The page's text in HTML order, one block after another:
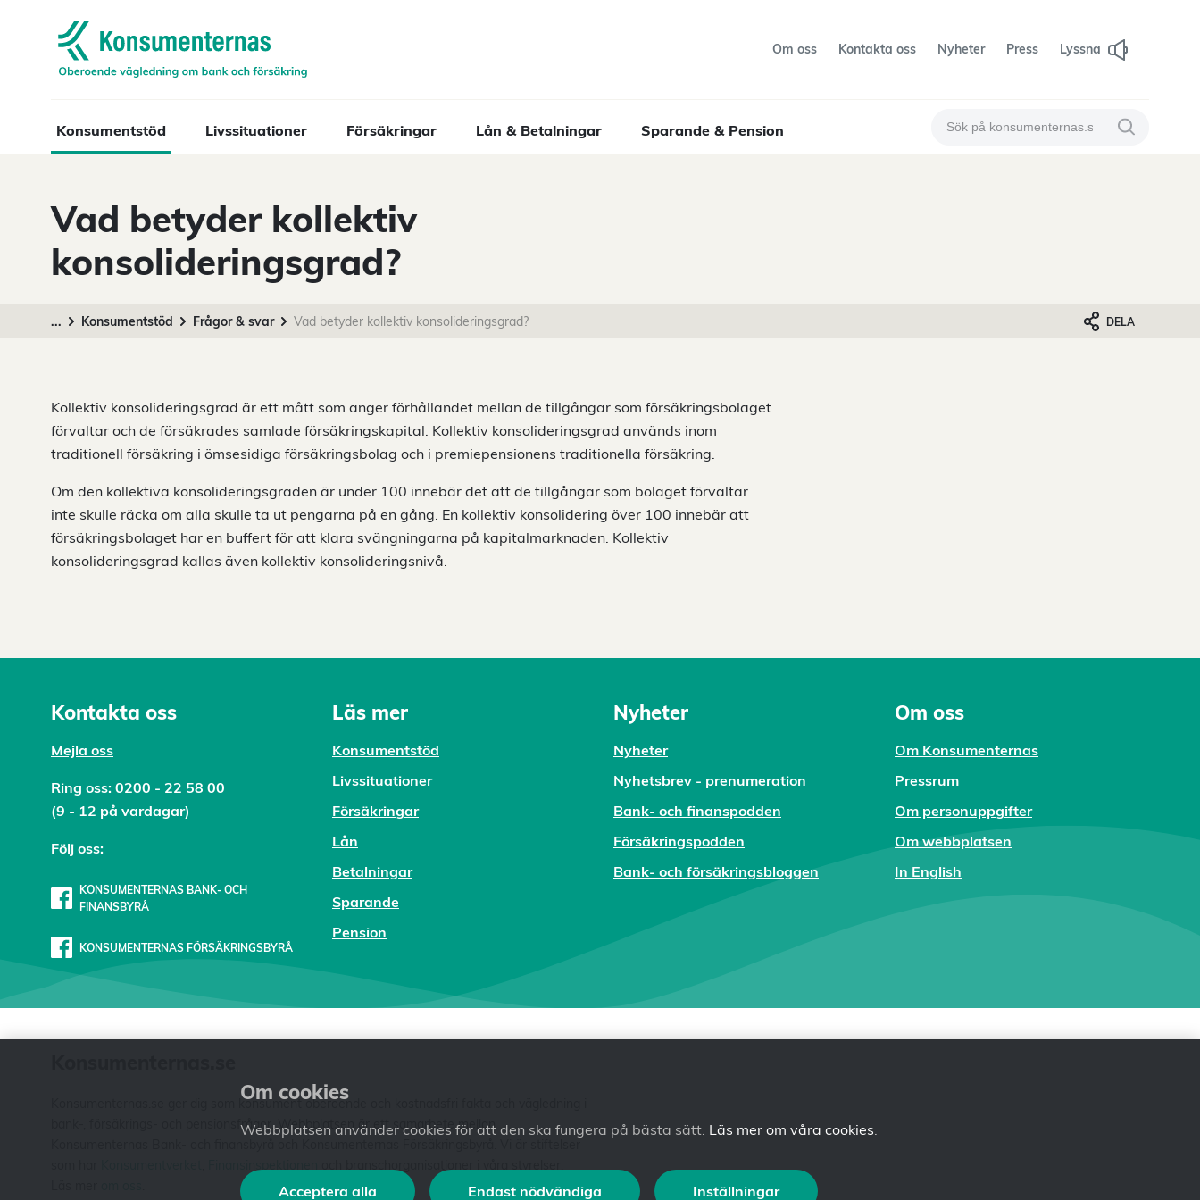
Navigera till startsidan
Om oss Kontakta oss Nyheter Press Lyssna
Konsumentstöd Livssituationer Försäkringar Lån & Betalningar Sparande & Pension
Sök på konsumenternas Sök på
Vad betyder kollektiv
konsolideringsgrad?
... Konsumentstöd Frågor & svar Vad betyder kollektiv konsolideringsgrad? DELA
Kollektiv konsolideringsgrad är ett mått som anger förhållandet mellan de tillgångar som försäkringsbolaget
förvaltar och de försäkrades samlade försäkringskapital. Kollektiv konsolideringsgrad används inom
traditionell försäkring i ömsesidiga försäkringsbolag och i premiepensionens traditionella försäkring.
Om den kollektiva konsolideringsgraden är under 100 innebär det att de tillgångar som bolaget förvaltar
inte skulle räcka om alla skulle ta ut pengarna på en gång. En kollektiv konsolidering över 100 innebär att
försäkringsbolaget har en buffert för att klara svängningarna på kapitalmarknaden. Kollektiv
konsolideringsgrad kallas även kollektiv konsolideringsnivå.
Kontakta oss
Mejla oss
Ring oss: 0200 - 22 58 00
(9 - 12 på vardagar)
Följ oss:
KONSUMENTERNAS BANK- OCH
FINANSBYRÅ
KONSUMENTERNAS FÖRSÄKRINGSBYRÅ
Läs mer
Konsumentstöd
Livssituationer
Försäkringar
Lån
Betalningar
Sparande
Pension
Nyheter
Nyheter
Nyhetsbrev - prenumeration
Bank- och finanspodden
Försäkringspodden
Bank- och försäkringsbloggen
Om oss
Om Konsumenternas
Pressrum
Om personuppgifter
Om webbplatsen
In English
Konsumenternas.se ger dig som konsument oberoende och kostnadsfri fakta och vägledning i
bank-, försäkrings- och pensionsfrågor. Webbplatsen är ett samarbete mellan
Om cookies
Webbplatsen använder cookies för att den ska fungera på bästa sätt. Läs mer om våra cookies.
Acceptera alla Endast nödvändiga Inställningar